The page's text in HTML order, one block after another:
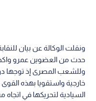
ونقلت الوكالة عن بيان
حدث من العضوين عمرو واكد
وللشعب المصرى إذ توجها
خارجية واستقويا بهذه القوى
السيادية لتحريكها في اتجاه